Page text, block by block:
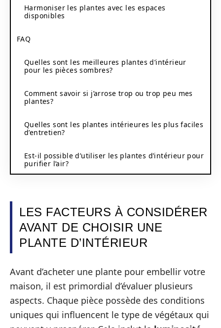
Harmoniser les plantes avec les espaces
disponibles
FAQ
Quelles sont les meilleures plantes d’intérieur
pour les pièces sombres?
Comment savoir si j’arrose trop ou trop peu mes
plantes?
Quelles sont les plantes intérieures les plus faciles
d’entretien?
Est-il possible d’utiliser les plantes d’intérieur pour
purifier l’air?
LES FACTEURS À CONSIDÉRER
AVANT DE CHOISIR UNE
PLANTE D’INTÉRIEUR
Avant d’acheter une plante pour embellir votre
maison, il est primordial d’évaluer plusieurs
aspects. Chaque pièce possède des conditions
uniques qui influencent le type de végétaux qui